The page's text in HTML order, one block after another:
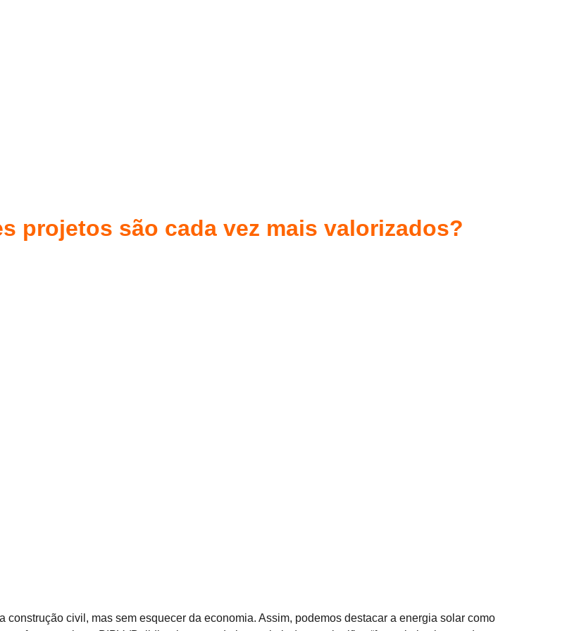
projetos são cada vez mais valorizados?
civil, mas sem esquecer da economia. Assim, podemos destacar a energia solar como